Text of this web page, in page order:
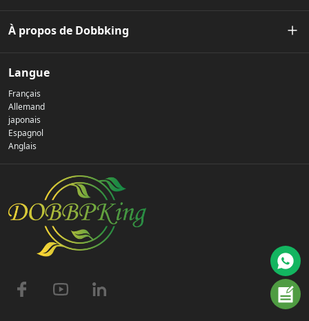
À propos de Dobbking
Notre histoire
Politique de confidentialité
Nous contacter
Langue
Français
Allemand
japonais
Espagnol
Anglais